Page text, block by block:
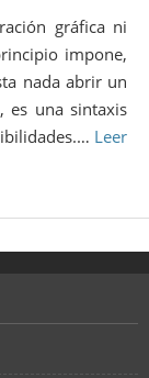
gráfica ni
impone,
nada abrir un
es una sintaxis
Leer